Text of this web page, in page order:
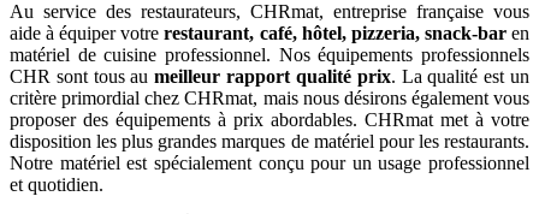
Au service des restaurateurs, CHRmat, entreprise française vous
aide à équiper votrerestaurant, café, hôtel, pizzeria, snack-baren
matériel de cuisine professionnel. Nos équipements professionnels
CHR sont tous aumeilleur rapport qualité prix. La qualité est un
critère primordial chez CHRmat, mais nous désirons également vous
proposer des équipements à prix abordables. CHRmat met à votre
disposition les plus grandes marques de matériel pour les restaurants.
Notre matériel est spécialement conçu pour un usage professionnel
et quotidien.